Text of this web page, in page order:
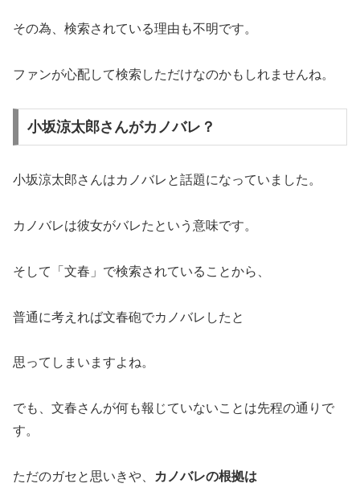
その為、検索されている理由も不明です。
ファンが心配して検索しただけなのかもしれませんね。
小坂涼太郎さんがカノバレ？
小坂涼太郎さんはカノバレと話題になっていました。
カノバレは彼女がバレたという意味です。
そして「文春」で検索されていることから、
普通に考えれば文春砲でカノバレしたと
思ってしまいますよね。
でも、文春さんが何も報じていないことは先程の通りで
す。
ただのガセと思いきや、 カノバレの根拠は